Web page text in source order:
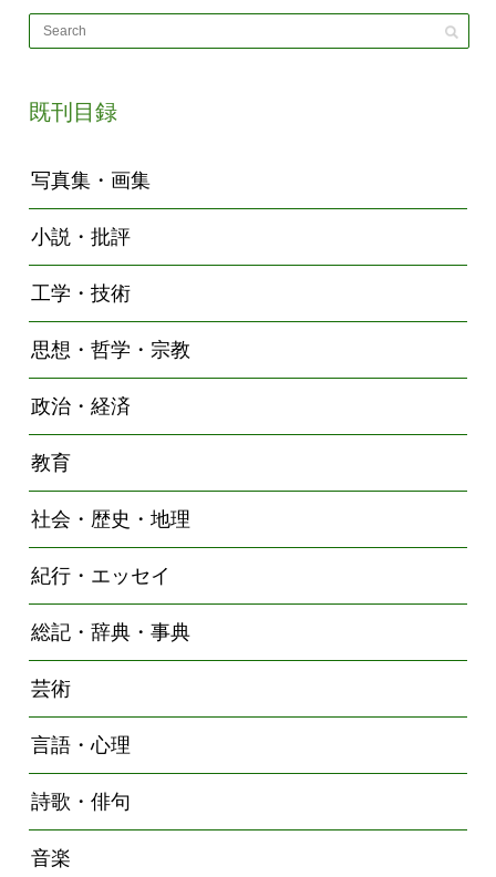
既刊目録
写真集・画集
小説・批評
工学・技術
思想・哲学・宗教
政治・経済
教育
社会・歴史・地理
紀行・エッセイ
総記・辞典・事典
芸術
言語・心理
詩歌・俳句
音楽